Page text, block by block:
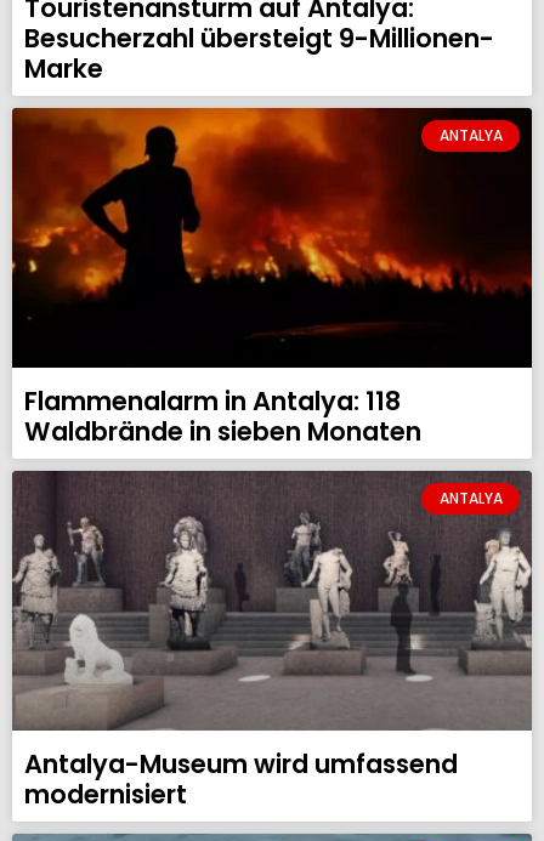
Touristenansturm auf Antalya:
Besucherzahl übersteigt 9-Millionen-
Marke
ANTALYA
Flammenalarm in Antalya: 118
Waldbrände in sieben Monaten
ANTALYA
Antalya-Museum wird umfassend
modernisiert